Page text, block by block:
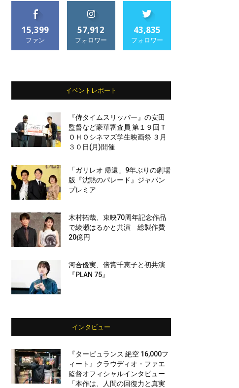
15,399
ファン
57,912
フォロワー
43,835
フォロワー
イベントレポート
『侍タイムスリッパー』の安田
監督など豪華審査員 第１９回Ｔ
ＯＨＯシネマズ学生映画祭 ３月
３０日(月)開催
「ガリレオ 帰還」9年ぶりの劇場
版『沈黙のパレード』ジャパン
プレミア
木村拓哉、東映70周年記念作品
で綾瀬はるかと共演 総製作費
20億円
河合優実、倍賞千恵子と初共演
『PLAN 75』
インタビュー
『タービュランス 絶空 16,000フ
ィート』クラウディオ・ファエ
監督オフィシャルインタビュー
「本作は、人間の回復力と真実